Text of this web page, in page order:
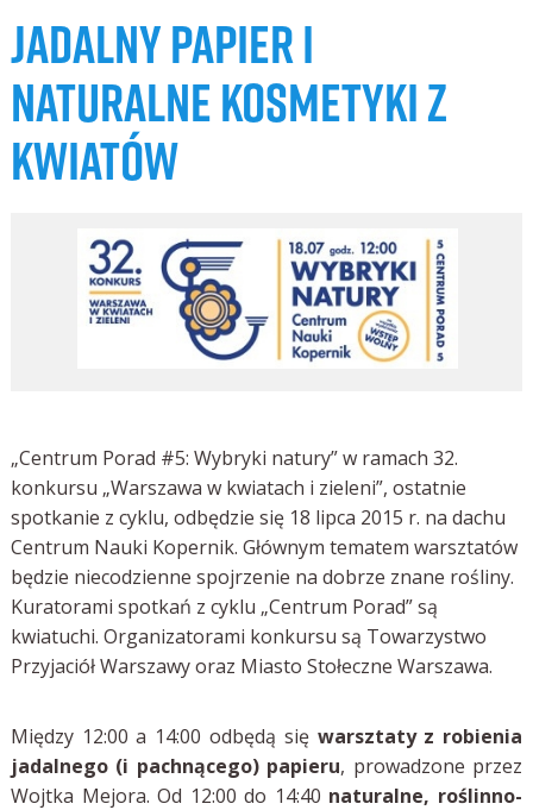
JADALNY PAPIER I
NATURALNE KOSMETYKI Z
KWIATÓW
„Centrum Porad #5: Wybryki natury” w ramach 32.
konkursu „Warszawa w kwiatach i zieleni”, ostatnie
spotkanie z cyklu, odbędzie się 18 lipca 2015 r. na dachu
Centrum Nauki Kopernik. Głównym tematem warsztatów
będzie niecodzienne spojrzenie na dobrze znane rośliny.
Kuratorami spotkań z cyklu „Centrum Porad” są
kwiatuchi. Organizatorami konkursu są Towarzystwo
Przyjaciół Warszawy oraz Miasto Stołeczne Warszawa.
Między 12:00 a 14:00 odbędą się warsztaty z robienia
jadalnego (i pachnącego) papieru, prowadzone przez
Wojtka Mejora. Od 12:00 do 14:40 naturalne, roślinno-